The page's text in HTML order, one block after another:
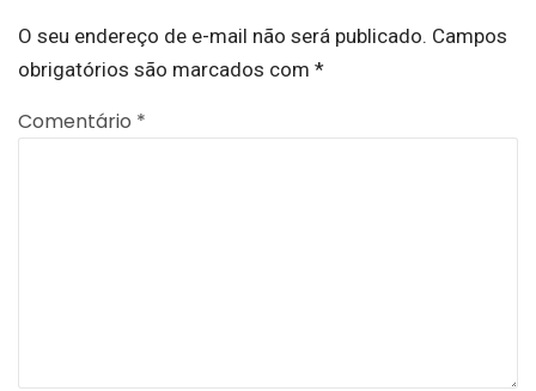
O seu endereço de e-mail não será publicado. Campos
obrigatórios são marcados com *
Comentário *